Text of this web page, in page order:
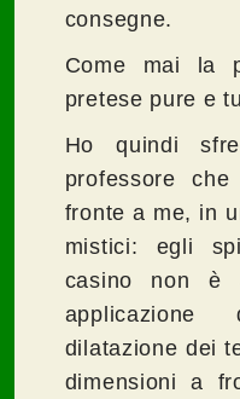
consegne.
Come mai la
pretese pure e
Ho quindi
professore
fronte a me, in
mistici: egli
casino non è
dilatazione dei
dimensioni a